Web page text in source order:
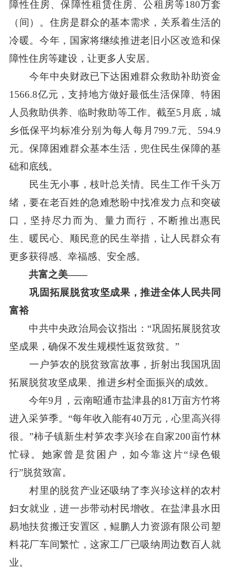
障性住房、保障性租赁住房、公租房等180万套
（间）。住房是群众的基本需求，关系着生活的
冷暖。今年，国家将继续推进老旧小区改造和保
障性住房等建设，让更多人安居。
今年中央财政已下达困难群众救助补助资金
1566.8亿元，支持地方做好最低生活保障、特困
人员救助供养、临时救助等工作。截至5月底，城
乡低保平均标准分别为每人每月799.7元、594.9
元。保障困难群众基本生活，兜住民生保障的基
础和底线。
民生无小事，枝叶总关情。民生工作千头万
绪，要在老百姓的急难愁盼中找准发力点和突破
口，坚持尽力而为、量力而行，不断推出惠民
生、暖民心、顺民意的民生举措，让人民群众有
更多获得感、幸福感、安全感。
共富之美——
巩固拓展脱贫攻坚成果，推进全体人民共同
富裕
中共中央政治局会议指出：“巩固拓展脱贫攻
坚成果，确保不发生规模性返贫致贫。”
一户笋农的脱贫致富故事，折射出我国巩固
拓展脱贫攻坚成果、推进乡村全面振兴的成效。
今年9月，云南昭通市盐津县的81万亩方竹将
进入采笋季。“每年收入能有40万元，心里高兴得
很。”柿子镇新生村笋农李兴珍在自家200亩竹林
忙碌。她家曾是贫困户，如今靠这片“绿色银
行”脱贫致富。
村里的脱贫产业还吸纳了李兴珍这样的农村
妇女就业，进一步带动村民增收。在盐津县水田
易地扶贫搬迁安置区，鲲鹏人力资源有限公司塑
料花厂车间繁忙，这家工厂已吸纳周边数百人就
业。